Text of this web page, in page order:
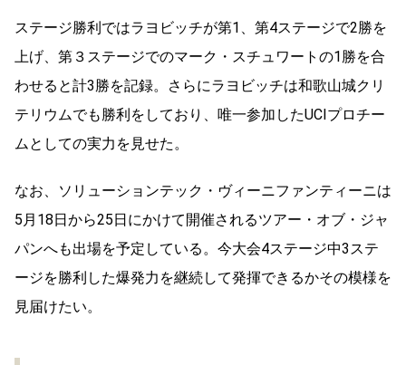
ステージ勝利ではラヨビッチが第1、第4ステージで2勝を
上げ、第３ステージでのマーク・スチュワートの1勝を合
わせると計3勝を記録。さらにラヨビッチは和歌山城クリ
テリウムでも勝利をしており、唯一参加したUCIプロチー
ムとしての実力を見せた。
なお、ソリューションテック・ヴィーニファンティーニは
5月18日から25日にかけて開催されるツアー・オブ・ジャ
パンへも出場を予定している。今大会4ステージ中3ステ
ージを勝利した爆発力を継続して発揮できるかその模様を
見届けたい。